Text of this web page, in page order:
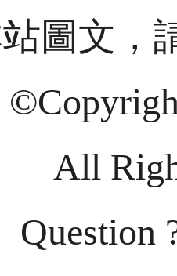
圖文，
All
Question